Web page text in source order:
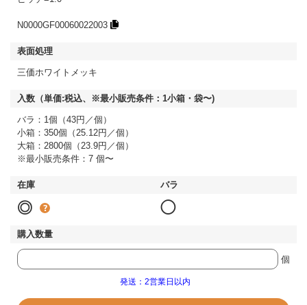
N0000GF00060022003
三価ホワイトメッキ
バラ：1個（43円／個）
小箱：350個（25.12円／個）
大箱：2800個（23.9円／個）
※最小販売条件：7 個〜
◎ ◯
個
発送：2営業日以内